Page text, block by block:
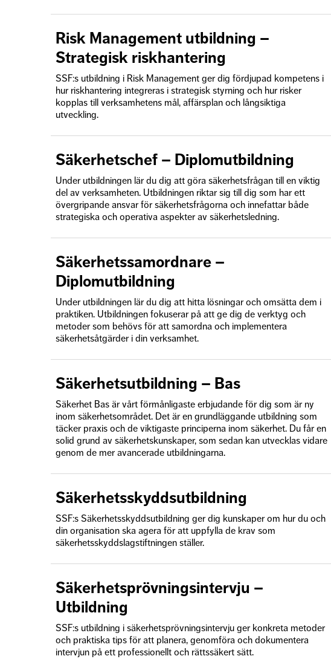
Risk Management utbildning –
Strategisk riskhantering
SSF:s utbildning i Risk Management ger dig fördjupad kompetens i
hur riskhantering integreras i strategisk styrning och hur risker
kopplas till verksamhetens mål, affärsplan och långsiktiga
utveckling.
Säkerhetschef – Diplomutbildning
Under utbildningen lär du dig att göra säkerhetsfrågan till en viktig
del av verksamheten. Utbildningen riktar sig till dig som har ett
övergripande ansvar för säkerhetsfrågorna och innefattar både
strategiska och operativa aspekter av säkerhetsledning.
Säkerhetssamordnare –
Diplomutbildning
Under utbildningen lär du dig att hitta lösningar och omsätta dem i
praktiken. Utbildningen fokuserar på att ge dig de verktyg och
metoder som behövs för att samordna och implementera
säkerhetsåtgärder i din verksamhet.
Säkerhetsutbildning – Bas
Säkerhet Bas är vårt förmånligaste erbjudande för dig som är ny
inom säkerhetsområdet. Det är en grundläggande utbildning som
täcker praxis och de viktigaste principerna inom säkerhet. Du får en
solid grund av säkerhetskunskaper, som sedan kan utvecklas vidare
genom de mer avancerade utbildningarna.
Säkerhetsskyddsutbildning
SSF:s Säkerhetsskyddsutbildning ger dig kunskaper om hur du och
din organisation ska agera för att uppfylla de krav som
säkerhetsskyddslagstiftningen ställer.
Säkerhetsprövningsintervju –
Utbildning
SSF:s utbildning i säkerhetsprövningsintervju ger konkreta metoder
och praktiska tips för att planera, genomföra och dokumentera
intervjun på ett professionellt och rättssäkert sätt.